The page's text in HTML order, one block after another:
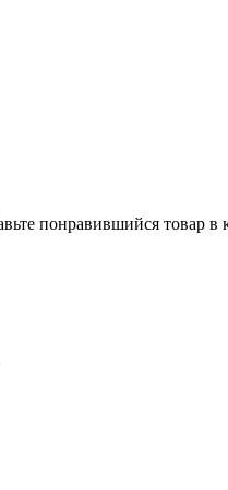
понравившийся товар в